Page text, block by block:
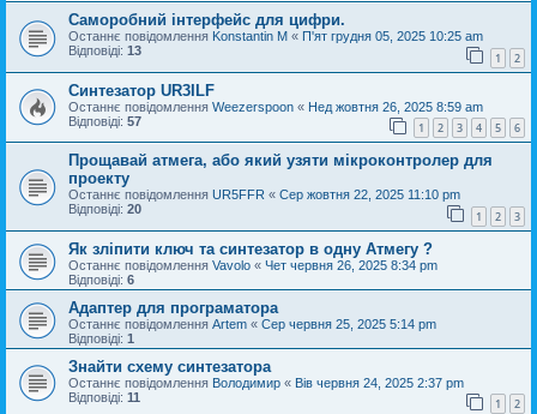
Саморобний інтерфейс для цифри.
Останнє повідомлення Konstantin M « П'ят грудня 05, 2025 10:25 am
Відповіді: 13 1 2
Синтезатор UR3ILF
Останнє повідомлення Weezerspoon « Нед жовтня 26, 2025 8:59 am
Відповіді: 57 1 2 3 4 5 6
Прощавай атмега, або який узяти мікроконтролер для
проекту
Останнє повідомлення UR5FFR « Сер жовтня 22, 2025 11:10 pm
Відповіді: 20 1 2 3
Як зліпити ключ та синтезатор в одну Атмегу ?
Останнє повідомлення Vavolo « Чет червня 26, 2025 8:34 pm
Відповіді: 6
Адаптер для програматора
Останнє повідомлення Artem « Сер червня 25, 2025 5:14 pm
Відповіді: 1
Знайти схему синтезатора
Останнє повідомлення Володимир « Вів червня 24, 2025 2:37 pm
Відповіді: 11 1 2